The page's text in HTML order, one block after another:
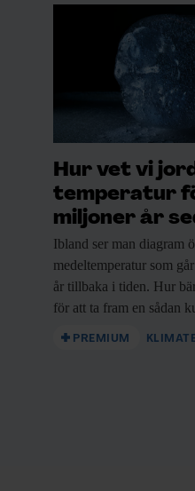
Beställ
KUNSKAP
Inlogg tillfof.se
Rabatt på våra
Hur vet vi
temperatur
miljoner år
Ibland ser man diagram
medeltemperatur som
år tillbaka i tiden. Hur
för att ta fram en sådan
PREMIUM